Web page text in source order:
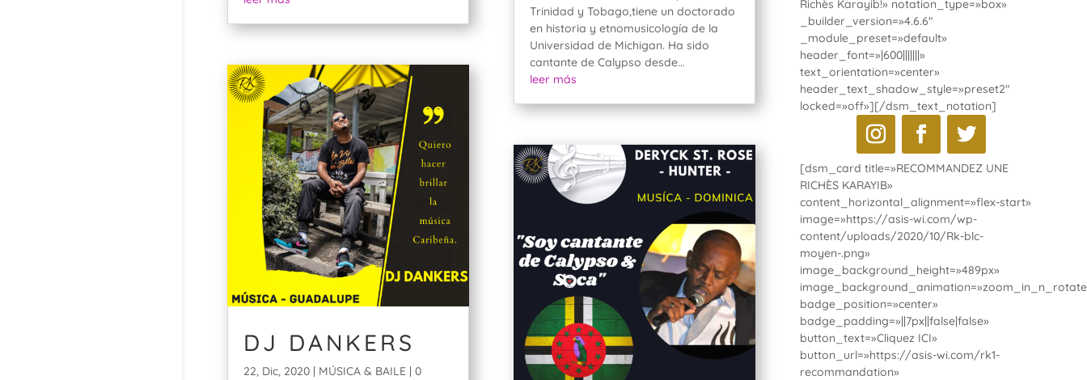
DJ DANKERS
22, Dic, 2020| MÚSICA & BAILE| 0
Trinidad y Tobago,tiene un doctorado
en historia y etnomusicología de la
Universidad de Michigan. Ha sido
cantante de Calypso desde...
leer más
Richès Karayib!» notation_type=»box»
_builder_version=»4.6.6″
_module_preset=»default»
header_font=»|600|||||||»
text_orientation=»center»
header_text_shadow_style=»preset2″
locked=»off»][/dsm_text_notation]
[dsm_card title=»RECOMMANDEZ UNE
RICHÈS KARAYIB»
content_horizontal_alignment=»flex-start»
image=»https://asis-wi.com/wp-
content/uploads/2020/10/Rk-blc-
moyen-.png»
image_background_height=»489px»
badge_position=»center»
badge_padding=»||7px||false|false»
button_text=»Cliquez ICI»
button_url=»https://asis-wi.com/rk1-
recommandation»